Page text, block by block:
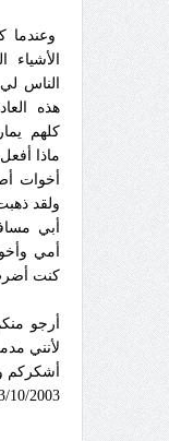
الناس
هذه
كلهم
ماذا
أخوات
ولقد
أبي
أمي
كنت
أرجو
لأنني
أشكركم
10/2003